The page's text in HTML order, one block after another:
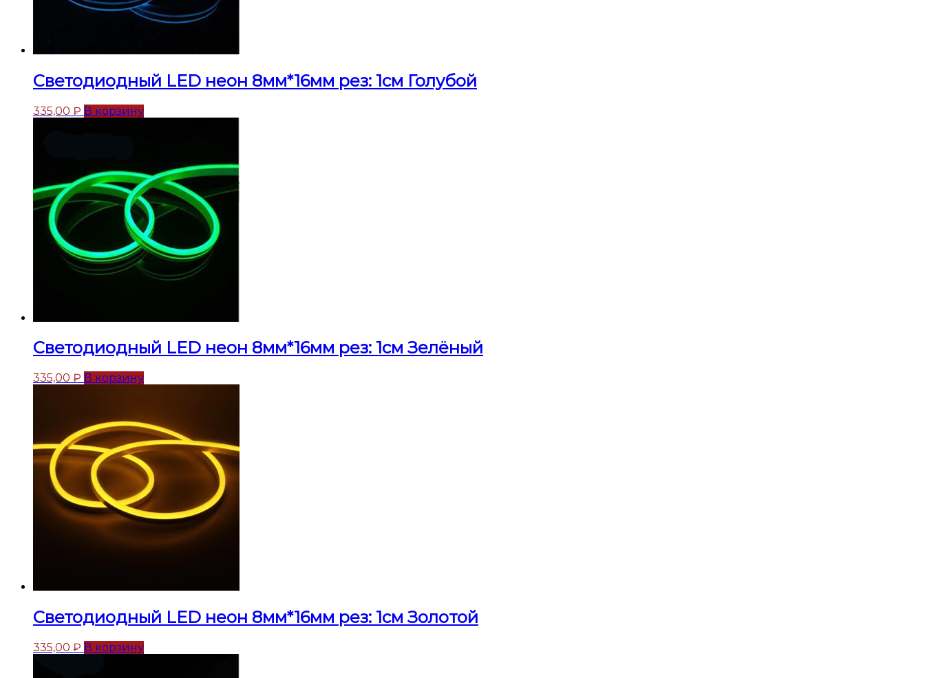
Светодиодный LED неон 8мм*16мм рез: 1см Голубой
335,00 ₽ В корзину
Светодиодный LED неон 8мм*16мм рез: 1см Зелёный
335,00 ₽ В корзину
Светодиодный LED неон 8мм*16мм рез: 1см Золотой
335,00 ₽ В корзину